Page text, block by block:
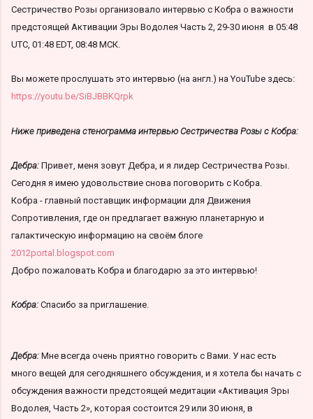
Сестричество Розы организовало интервью с Кобра о важности
предстоящей Активации Эры Водолея Часть 2, 29-30 июня в 05:48
UTC, 01:48 EDT, 08:48 МСК.
Вы можете прослушать это интервью (на англ.) на YouTube здесь:
https://youtu.be/SiBJBBKQrpk
Ниже приведена стенограмма интервью Сестричества Розы с Кобра:
Дебра: Привет, меня зовут Дебра, и я лидер Сестричества Розы.
Сегодня я имею удовольствие снова поговорить с Кобра.
Кобра - главный поставщик информации для Движения
Сопротивления, где он предлагает важную планетарную и
галактическую информацию на своём блоге
2012portal.blogspot.com
Добро пожаловать Кобра и благодарю за это интервью!
Кобра: Спасибо за приглашение.
Дебра: Мне всегда очень приятно говорить с Вами. У нас есть
много вещей для сегодняшнего обсуждения, и я хотела бы начать с
обсуждения важности предстоящей медитации «Активация Эры
Водолея, Часть 2», которая состоится 29 или 30 июня, в